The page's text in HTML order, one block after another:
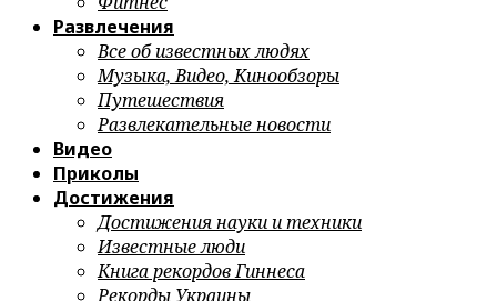
Развлечения
Все об известных людях
Музыка, Видео, Кинообзоры
Путешествия
Развлекательные новости
Видео
Приколы
Достижения
Достижения науки и техники
Известные люди
Книга рекордов Гиннеса
Рекорды Украины